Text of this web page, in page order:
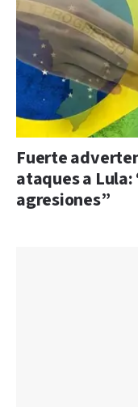
Fuerte
ataques a Lula:
agresiones”